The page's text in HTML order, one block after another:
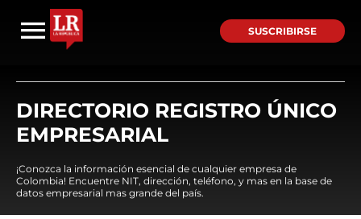
SUSCRIBIRSE
DIRECTORIO REGISTRO ÚNICO
EMPRESARIAL
¡Conozca la información esencial de cualquier empresa de
Colombia! Encuentre NIT, dirección, teléfono, y mas en la base de
datos empresarial mas grande del país.